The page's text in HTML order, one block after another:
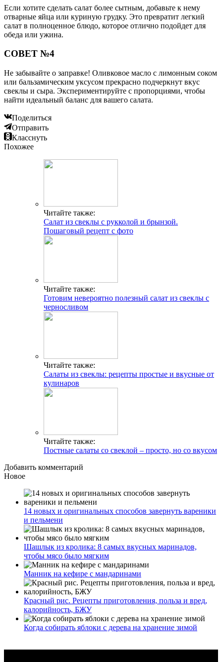
Если хотите сделать салат более сытным, добавьте к нему
отварные яйца или куриную грудку. Это превратит легкий
салат в полноценное блюдо, которое отлично подойдет для
обеда или ужина.
СОВЕТ №4
Не забывайте о заправке! Оливковое масло с лимонным соком
или бальзамическим уксусом прекрасно подчеркнут вкус
свеклы и сыра. Экспериментируйте с пропорциями, чтобы
найти идеальный баланс для вашего салата.
Поделиться
Отправить
Класснуть
Похожее
Читайте также:
Салат из свеклы с рукколой и брынзой.
Пошаговый рецепт с фото
Читайте также:
Готовим невероятно полезный салат из свеклы с
черносливом
Читайте также:
Салаты из свеклы: рецепты простые и вкусные от
кулинаров
Читайте также:
Постные салаты со свеклой – просто, но со вкусом
Добавить комментарий
Новое
14 новых и оригинальных способов завернуть вареники
и пельмени
Шашлык из кролика: 8 самых вкусных маринадов,
чтобы мясо было мягким
Манник на кефире с мандаринами
Красный рис. Рецепты приготовления, польза и вред,
калорийность, БЖУ
Когда собирать яблоки с дерева на хранение зимой